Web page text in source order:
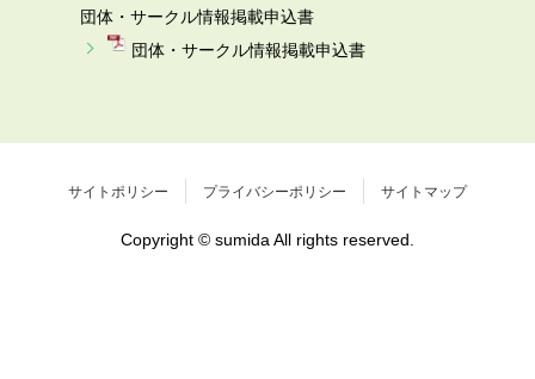
団体・サークル情報掲載申込書
団体・サークル情報掲載申込書
サイトポリシー プライバシーポリシー サイトマップ
Copyright © sumida All rights reserved.